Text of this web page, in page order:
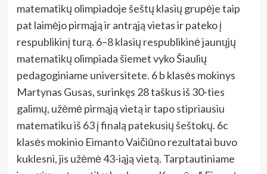
matematikų olimpiadoje šeštų klasių grupėje taip
pat laimėjo pirmąją ir antrąją vietas ir pateko į
respublikinį turą. 6–8 klasių respublikinė jaunųjų
matematikų olimpiada šiemet vyko Šiaulių
pedagoginiame universitete. 6 b klasės mokinys
Martynas Gusas, surinkęs 28 taškus iš 30-ties
galimų, užėmė pirmąją vietą ir tapo stipriausiu
matematiku iš 63 į finalą patekusių šeštokų. 6c
klasės mokinio Eimanto Vaičiūno rezultatai buvo
kuklesni, jis užėmė 43-iąją vietą. Tarptautiniame